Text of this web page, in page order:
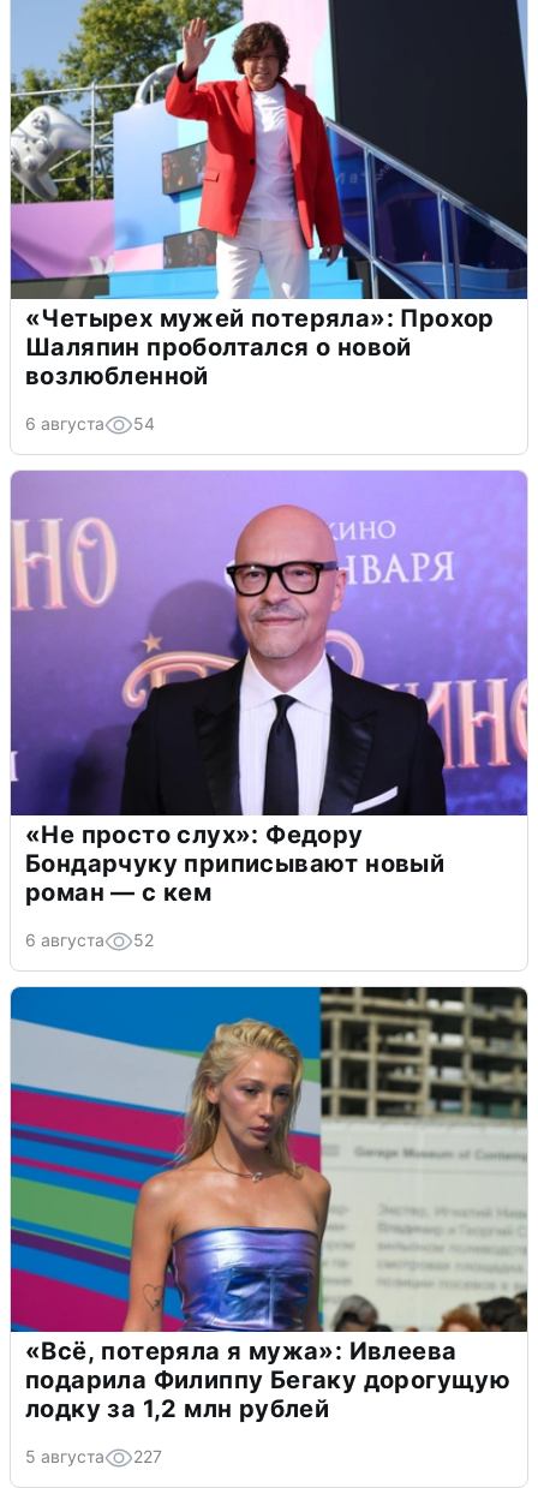
«Четырех мужей потеряла»: Прохор
Шаляпин проболтался о новой
возлюбленной
6 августа 54
«Не просто слух»: Федору
Бондарчуку приписывают новый
роман — с кем
6 августа 52
«Всё, потеряла я мужа»: Ивлеева
подарила Филиппу Бегаку дорогущую
лодку за 1,2 млн рублей
5 августа 227